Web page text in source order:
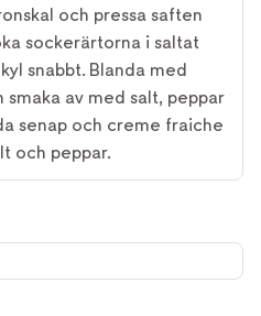
och pressa saften
sockerärtorna i saltat
snabbt. Blanda med
smaka av med salt, peppar
senap och creme fraiche
och peppar.